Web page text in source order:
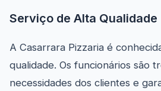
Serviço de Alta Qualidade
A Casarrara Pizzaria é
qualidade. Os funcionários são
necessidades dos clientes e